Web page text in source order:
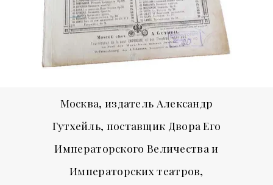
Москва, издатель Александр
Гутхейль, поставщик Двора Его
Императорского Величества и
Императорских театров,